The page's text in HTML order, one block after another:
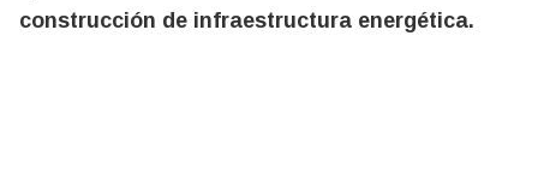
construcción de infraestructura energética.